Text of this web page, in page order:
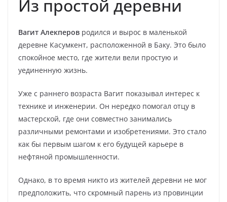
Из простой деревни
Вагит Алекперов родился и вырос в маленькой
деревне Касумкент, расположенной в Баку. Это было
спокойное место, где жители вели простую и
уединенную жизнь.
Уже с раннего возраста Вагит показывал интерес к
технике и инженерии. Он нередко помогал отцу в
мастерской, где они совместно занимались
различными ремонтами и изобретениями. Это стало
как бы первым шагом к его будущей карьере в
нефтяной промышленности.
Однако, в то время никто из жителей деревни не мог
предположить, что скромный парень из провинции